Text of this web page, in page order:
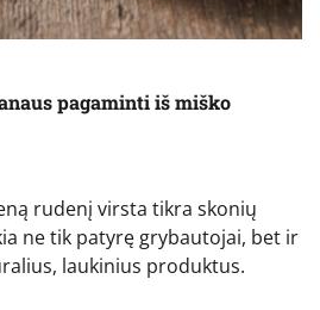
pagaminti iš miško
rudenį virsta tikra skonių
ne tik patyrę grybautojai, bet ir
laukinius produktus.